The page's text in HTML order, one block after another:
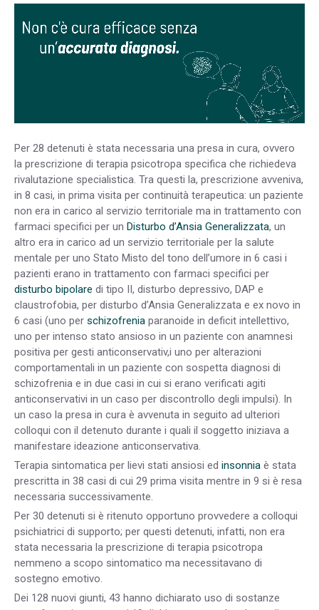
Per 28 detenuti è stata necessaria una presa in cura, ovvero
la prescrizione di terapia psicotropa specifica che richiedeva
rivalutazione specialistica. Tra questi la, prescrizione avveniva,
in 8 casi, in prima visita per continuità terapeutica: un paziente
non era in carico al servizio territoriale ma in trattamento con
farmaci specifici per un Disturbo d’Ansia Generalizzata, un
altro era in carico ad un servizio territoriale per la salute
mentale per uno Stato Misto del tono dell’umore in 6 casi i
pazienti erano in trattamento con farmaci specifici per
disturbo bipolare di tipo II, disturbo depressivo, DAP e
claustrofobia, per disturbo d’Ansia Generalizzata e ex novo in
6 casi (uno per schizofrenia paranoide in deficit intellettivo,
uno per intenso stato ansioso in un paziente con anamnesi
positiva per gesti anticonservativ,i uno per alterazioni
comportamentali in un paziente con sospetta diagnosi di
schizofrenia e in due casi in cui si erano verificati agiti
anticonservativi in un caso per discontrollo degli impulsi). In
un caso la presa in cura è avvenuta in seguito ad ulteriori
colloqui con il detenuto durante i quali il soggetto iniziava a
manifestare ideazione anticonservativa.
Terapia sintomatica per lievi stati ansiosi ed insonnia è stata
prescritta in 38 casi di cui 29 prima visita mentre in 9 si è resa
necessaria successivamente.
Per 30 detenuti si è ritenuto opportuno provvedere a colloqui
psichiatrici di supporto; per questi detenuti, infatti, non era
stata necessaria la prescrizione di terapia psicotropa
nemmeno a scopo sintomatico ma necessitavano di
sostegno emotivo.
Dei 128 nuovi giunti, 43 hanno dichiarato uso di sostanze